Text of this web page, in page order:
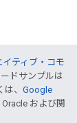
イティブ・コモ
ドサンプルは
、 Google
および関